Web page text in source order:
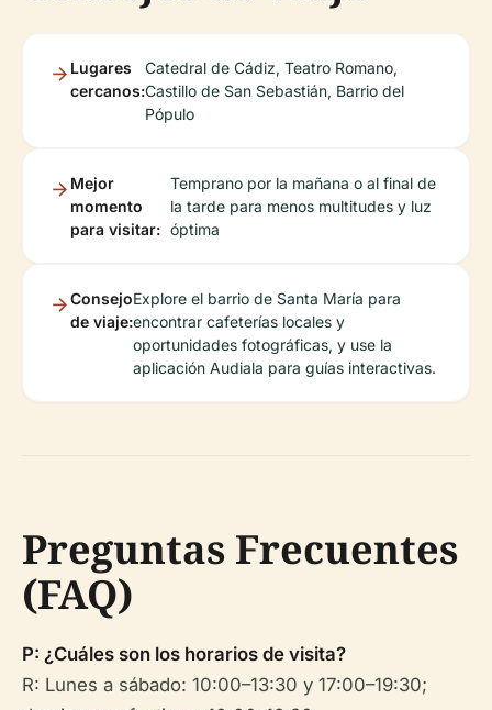
Lugares
cercanos:
Catedral de Cádiz, Teatro Romano,
Castillo de San Sebastián, Barrio del
Pópulo
Mejor
momento
para visitar:
Temprano por la mañana o al final de
la tarde para menos multitudes y luz
óptima
Consejo
de viaje:
Explore el barrio de Santa María para
encontrar cafeterías locales y
oportunidades fotográficas, y use la
aplicación Audiala para guías interactivas.
Preguntas Frecuentes
(FAQ)
P: ¿Cuáles son los horarios de visita?
R: Lunes a sábado: 10:00–13:30 y 17:00–19:30;